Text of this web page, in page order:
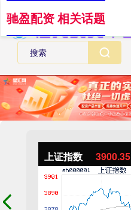
上证指数 3900.35
驰盈配资 相关话题